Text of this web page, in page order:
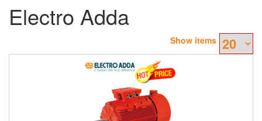
Electro Adda
Show items